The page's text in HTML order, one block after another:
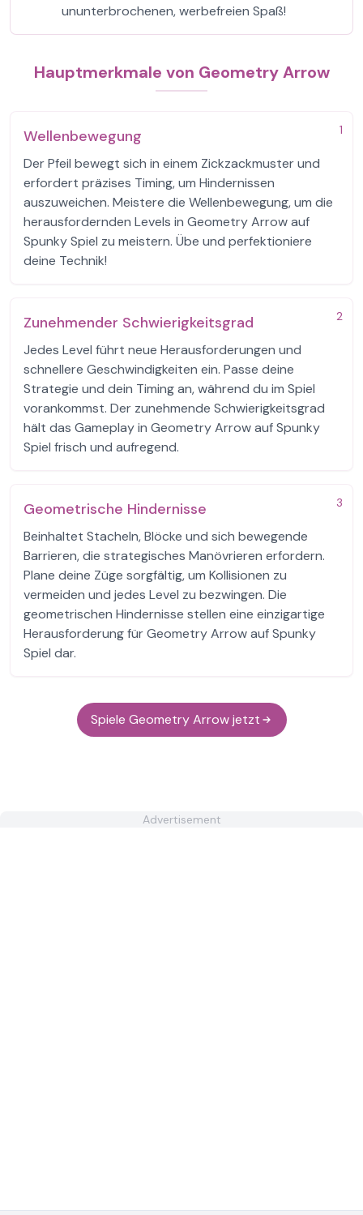
ununterbrochenen, werbefreien Spaß!
Hauptmerkmale von Geometry Arrow
1
Wellenbewegung
Der Pfeil bewegt sich in einem Zickzackmuster und
erfordert präzises Timing, um Hindernissen
auszuweichen. Meistere die Wellenbewegung, um die
herausfordernden Levels in Geometry Arrow auf
Spunky Spiel zu meistern. Übe und perfektioniere
deine Technik!
2
Zunehmender Schwierigkeitsgrad
Jedes Level führt neue Herausforderungen und
schnellere Geschwindigkeiten ein. Passe deine
Strategie und dein Timing an, während du im Spiel
vorankommst. Der zunehmende Schwierigkeitsgrad
hält das Gameplay in Geometry Arrow auf Spunky
Spiel frisch und aufregend.
3
Geometrische Hindernisse
Beinhaltet Stacheln, Blöcke und sich bewegende
Barrieren, die strategisches Manövrieren erfordern.
Plane deine Züge sorgfältig, um Kollisionen zu
vermeiden und jedes Level zu bezwingen. Die
geometrischen Hindernisse stellen eine einzigartige
Herausforderung für Geometry Arrow auf Spunky
Spiel dar.
Spiele Geometry Arrow jetzt
Advertisement